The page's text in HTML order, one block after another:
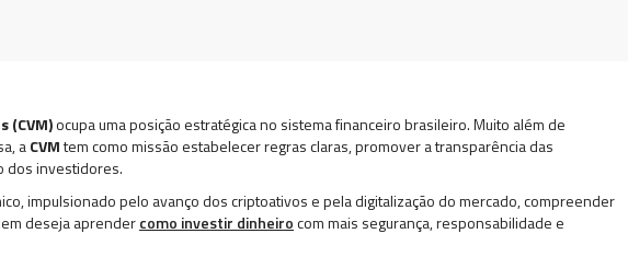
(CVM)ocupa uma posição estratégica no sistema financeiro brasileiro. Muito além de
aCVMtem como missão estabelecer regras claras, promover a transparência das
dos investidores.
impulsionado pelo avanço dos criptoativos e pela digitalização do mercado, compreender
deseja aprendercomo investir dinheirocom mais segurança, responsabilidade e